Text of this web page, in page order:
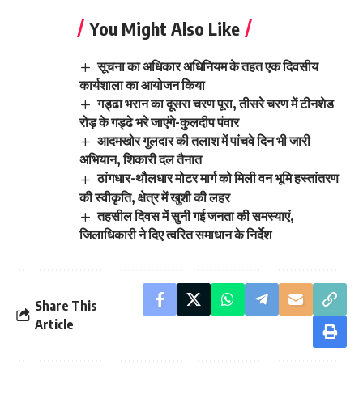
You Might Also Like
सूचना का अधिकार अधिनियम के तहत एक दिवसीय
कार्यशाला का आयोजन किया
गड्ढा भरान का दूसरा चरण पूरा, तीसरे चरण में टीनशेड
रोड़ के गड्ढे भरे जाएंगे-कुलदीप पंवार
आदमखोर गुलदार की तलाश में पांचवे दिन भी जारी
अभियान, शिकारी दल तैनात
ठांगधार-थौलधार मोटर मार्ग को मिली वन भूमि हस्तांतरण
की स्वीकृति, क्षेत्र में खुशी की लहर
तहसील दिवस में सुनी गई जनता की समस्याएं,
जिलाधिकारी ने दिए त्वरित समाधान के निर्देश
Share This
Article